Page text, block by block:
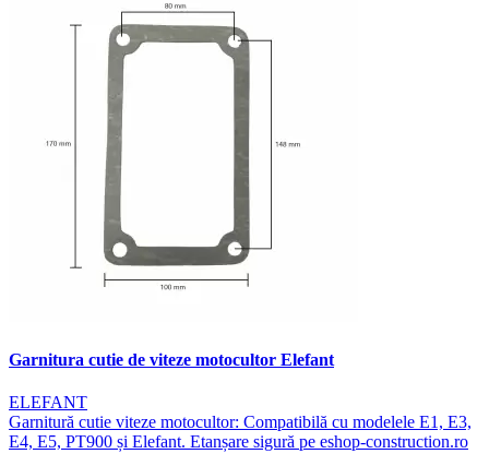
Garnitura cutie de viteze motocultor Elefant
ELEFANT
Garnitură cutie viteze motocultor: Compatibilă cu modelele E1, E3,
E4, E5, PT900 și Elefant. Etanșare sigură pe eshop-construction.ro